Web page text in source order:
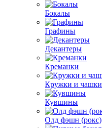
Бокалы
Графины
Декантеры
Креманки
Кружки и чашки
Кувшины
Олд фэшн (рокс)